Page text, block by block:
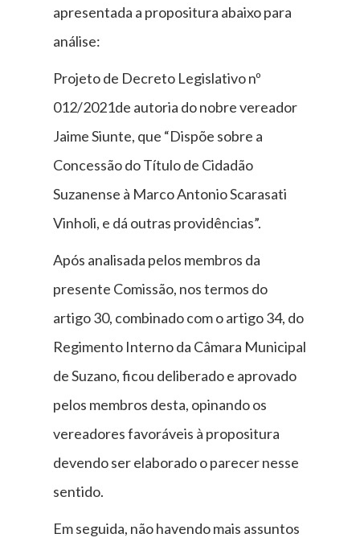
apresentada a propositura abaixo para
análise:
Projeto de Decreto Legislativo nº
012/2021de autoria do nobre vereador
Jaime Siunte, que “Dispõe sobre a
Concessão do Título de Cidadão
Suzanense à Marco Antonio Scarasati
Vinholi, e dá outras providências”.
Após analisada pelos membros da
presente Comissão, nos termos do
artigo 30, combinado com o artigo 34, do
Regimento Interno da Câmara Municipal
de Suzano, ficou deliberado e aprovado
pelos membros desta, opinando os
vereadores favoráveis à propositura
devendo ser elaborado o parecer nesse
sentido.
Em seguida, não havendo mais assuntos